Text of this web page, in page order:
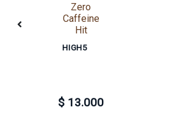
Zero
Caffeine
Hit
HIGH5
$ 13.000